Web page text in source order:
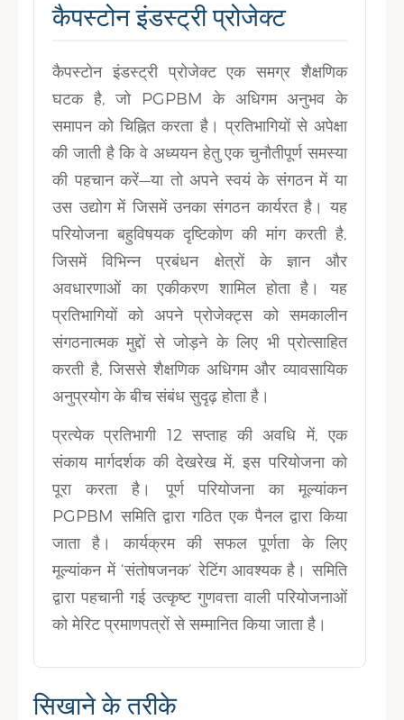
कैपस्टोन इंडस्ट्री प्रोजेक्ट
कैपस्टोन इंडस्ट्री प्रोजेक्ट एक समग्र शैक्षणिक
घटक है, जो PGPBM के अधिगम अनुभव के
समापन को चिह्नित करता है। प्रतिभागियों से अपेक्षा
की जाती है कि वे अध्ययन हेतु एक चुनौतीपूर्ण समस्या
की पहचान करें—या तो अपने स्वयं के संगठन में या
उस उद्योग में जिसमें उनका संगठन कार्यरत है। यह
परियोजना बहुविषयक दृष्टिकोण की मांग करती है,
जिसमें विभिन्न प्रबंधन क्षेत्रों के ज्ञान और
अवधारणाओं का एकीकरण शामिल होता है। यह
प्रतिभागियों को अपने प्रोजेक्ट्स को समकालीन
संगठनात्मक मुद्दों से जोड़ने के लिए भी प्रोत्साहित
करती है, जिससे शैक्षणिक अधिगम और व्यावसायिक
अनुप्रयोग के बीच संबंध सुदृढ़ होता है।
प्रत्येक प्रतिभागी 12 सप्ताह की अवधि में, एक
संकाय मार्गदर्शक की देखरेख में, इस परियोजना को
पूरा करता है। पूर्ण परियोजना का मूल्यांकन
PGPBM समिति द्वारा गठित एक पैनल द्वारा किया
जाता है। कार्यक्रम की सफल पूर्णता के लिए
मूल्यांकन में ‘संतोषजनक’ रेटिंग आवश्यक है। समिति
द्वारा पहचानी गई उत्कृष्ट गुणवत्ता वाली परियोजनाओं
को मेरिट प्रमाणपत्रों से सम्मानित किया जाता है।
सिखाने के तरीके